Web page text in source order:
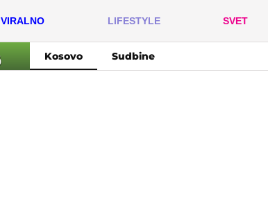
VIRALNO LIFESTYLE SVET
Kosovo Sudbine